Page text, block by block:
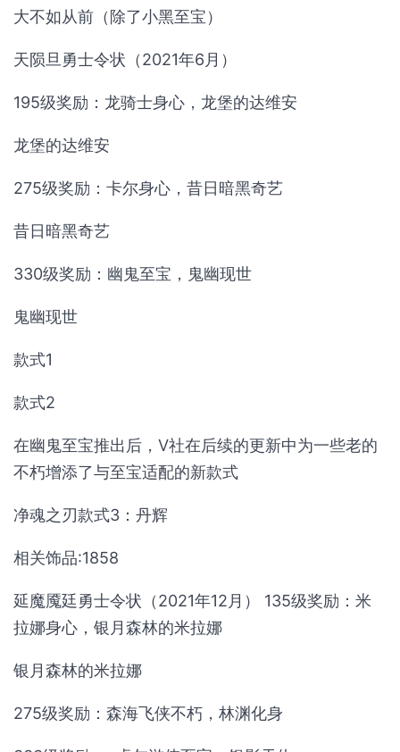
大不如从前（除了小黑至宝）
天陨旦勇士令状（2021年6月）
195级奖励：龙骑士身心，龙堡的达维安
龙堡的达维安
275级奖励：卡尔身心，昔日暗黑奇艺
昔日暗黑奇艺
330级奖励：幽鬼至宝，鬼幽现世
鬼幽现世
款式1
款式2
在幽鬼至宝推出后，V社在后续的更新中为一些老的
不朽增添了与至宝适配的新款式
净魂之刃款式3：丹辉
相关饰品:1858
延魔魇廷勇士令状（2021年12月） 135级奖励：米
拉娜身心，银月森林的米拉娜
银月森林的米拉娜
275级奖励：森海飞侠不朽，林渊化身